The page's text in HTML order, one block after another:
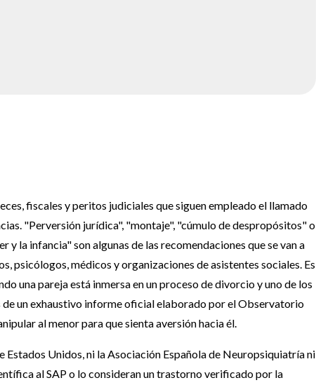
fiscales y peritos judiciales que siguen empleado el llamado
"Perversión jurídica", "montaje", "cúmulo de despropósitos" o
la infancia" son algunas de las recomendaciones que se van a
psicólogos, médicos y organizaciones de asistentes sociales. Es
una pareja está inmersa en un proceso de divorcio y uno de los
de un exhaustivo informe oficial elaborado por el Observatorio
al menor para que sienta aversión hacia él.
Unidos, ni la Asociación Española de Neuropsiquiatría ni
al SAP o lo consideran un trastorno verificado por la